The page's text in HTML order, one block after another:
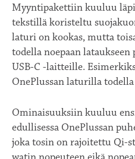
Myyntipakettiin kuuluu
tekstillä koristeltu
laturi on kookas, mutta
todella noepaan
USB-C -laitteille.
OnePlussan laturilla todella
Ominaisuuksiin kuuluu
edullisessa OnePlussan
joka tosin on rajoitettu Qi-